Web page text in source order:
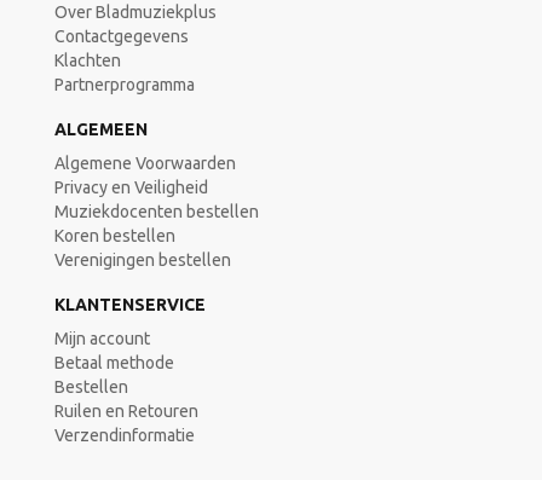
Over Bladmuziekplus
Contactgegevens
Klachten
Partnerprogramma
ALGEMEEN
Algemene Voorwaarden
Privacy en Veiligheid
Muziekdocenten bestellen
Koren bestellen
Verenigingen bestellen
KLANTENSERVICE
Mijn account
Betaal methode
Bestellen
Ruilen en Retouren
Verzendinformatie